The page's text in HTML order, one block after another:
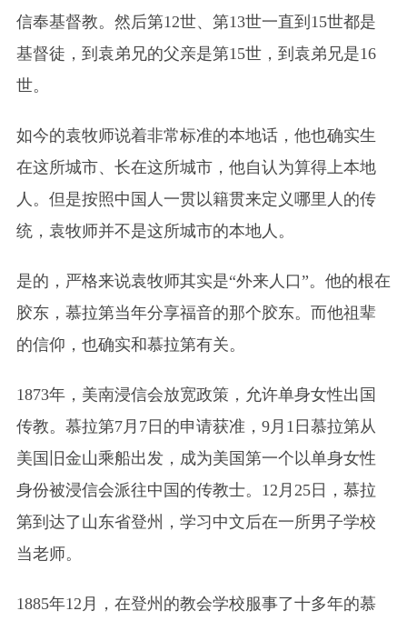
信奉基督教。然后第12世、第13世一直到15世都是
基督徒，到袁弟兄的父亲是第15世，到袁弟兄是16
世。
如今的袁牧师说着非常标准的本地话，他也确实生
在这所城市、长在这所城市，他自认为算得上本地
人。但是按照中国人一贯以籍贯来定义哪里人的传
统，袁牧师并不是这所城市的本地人。
是的，严格来说袁牧师其实是“外来人口”。他的根在
胶东，慕拉第当年分享福音的那个胶东。而他祖辈
的信仰，也确实和慕拉第有关。
1873年，美南浸信会放宽政策，允许单身女性出国
传教。慕拉第7月7日的申请获准，9月1日慕拉第从
美国旧金山乘船出发，成为美国第一个以单身女性
身份被浸信会派往中国的传教士。12月25日，慕拉
第到达了山东省登州，学习中文后在一所男子学校
当老师。
1885年12月，在登州的教会学校服事了十多年的慕